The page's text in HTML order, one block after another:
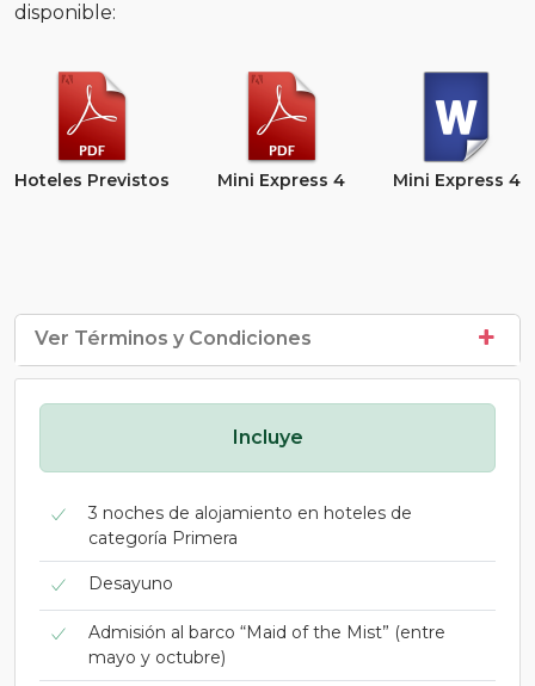
disponible:
Hoteles Previstos Mini Express 4 Mini Express 4
Ver Términos y Condiciones
Incluye
3 noches de alojamiento en hoteles de
categoría Primera
Desayuno
Admisión al barco “Maid of the Mist” (entre
mayo y octubre)